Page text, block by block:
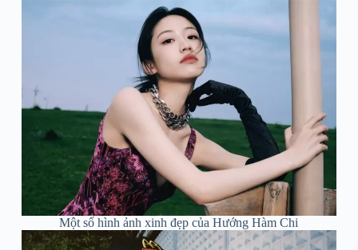
Một số hình ảnh xinh đẹp của Hướng Hàm Chi